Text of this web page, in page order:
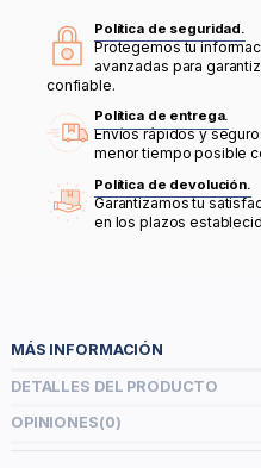
Política de seguridad.
Protegemos tu
avanzadas para
confiable.
Política de entrega.
Envíos rápidos y
menor tiempo posible
Política de devolución.
Garantizamos tu
en los plazos
MÁS INFORMACIÓN
DETALLES DEL PRODUCTO
OPINIONES(0)